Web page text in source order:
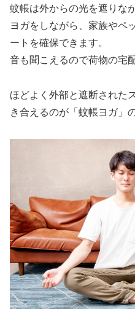
蚊帳は外からの光を遮りな
ヨガをしながら、家族やペ
ートを確保できます。
音も聞こえるので荷物の宅
ほどよく外部と遮断された
き合えるのが「蚊帳ヨガ」